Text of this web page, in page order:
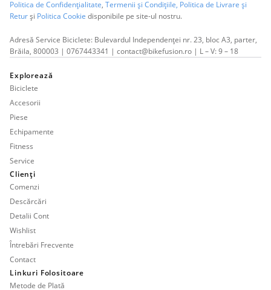
Politica de Confidențialitate, Termenii și Condițiile, Politica de Livrare și
Returși Politica Cookie disponibile pe site-ul nostru.
Adresă Service Biciclete: Bulevardul Independenței nr. 23, bloc A3, parter,
Brăila, 800003 | 0767443341 | contact@bikefusion.ro | L – V: 9 – 18
Explorează
Biciclete
Accesorii
Piese
Echipamente
Fitness
Service
Clienți
Comenzi
Descărcări
Detalii Cont
Wishlist
Întrebări Frecvente
Contact
Linkuri Folositoare
Metode de Plată